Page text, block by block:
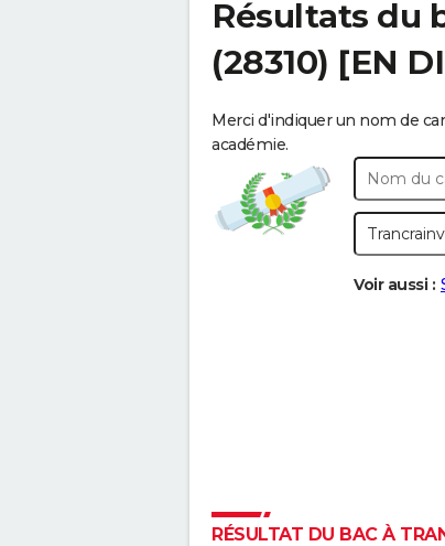
Résultats du
(28310) [EN
Merci d'indiquer un nom de
académie.
Voir aussi :
RÉSULTAT DU BAC À